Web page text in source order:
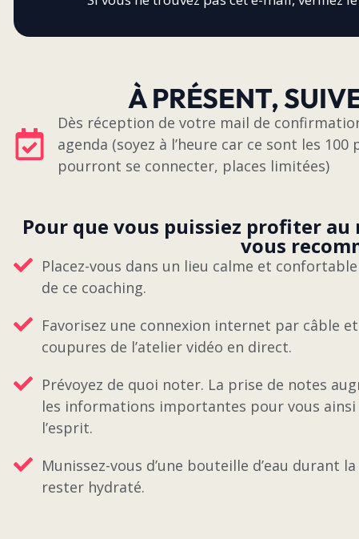
À PRÉSENT,
Dès réception de votre mail de
agenda (soyez à l’heure car ce sont les
pourront se connecter, places limitées)
Pour que vous puissiez profiter
vous
Placez-vous dans un lieu calme et
de ce coaching.
Favorisez une connexion internet par câble
coupures de l’atelier vidéo en direct.
Prévoyez de quoi noter. La prise de notes
les informations importantes pour vous
l’esprit.
Munissez-vous d’une bouteille d’eau durant
rester hydraté.